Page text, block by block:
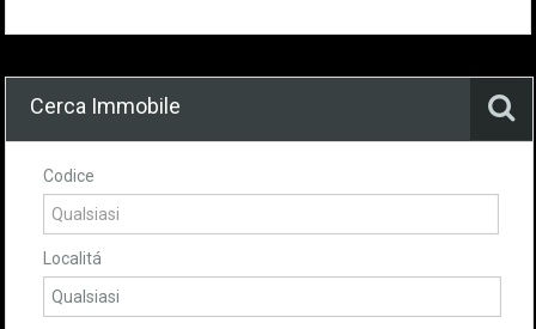
Cerca Immobile
Codice
Localitá